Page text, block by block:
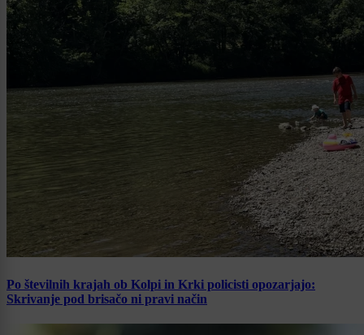
Po številnih krajah ob Kolpi in Krki policisti opozarjajo:
Skrivanje pod brisačo ni pravi način